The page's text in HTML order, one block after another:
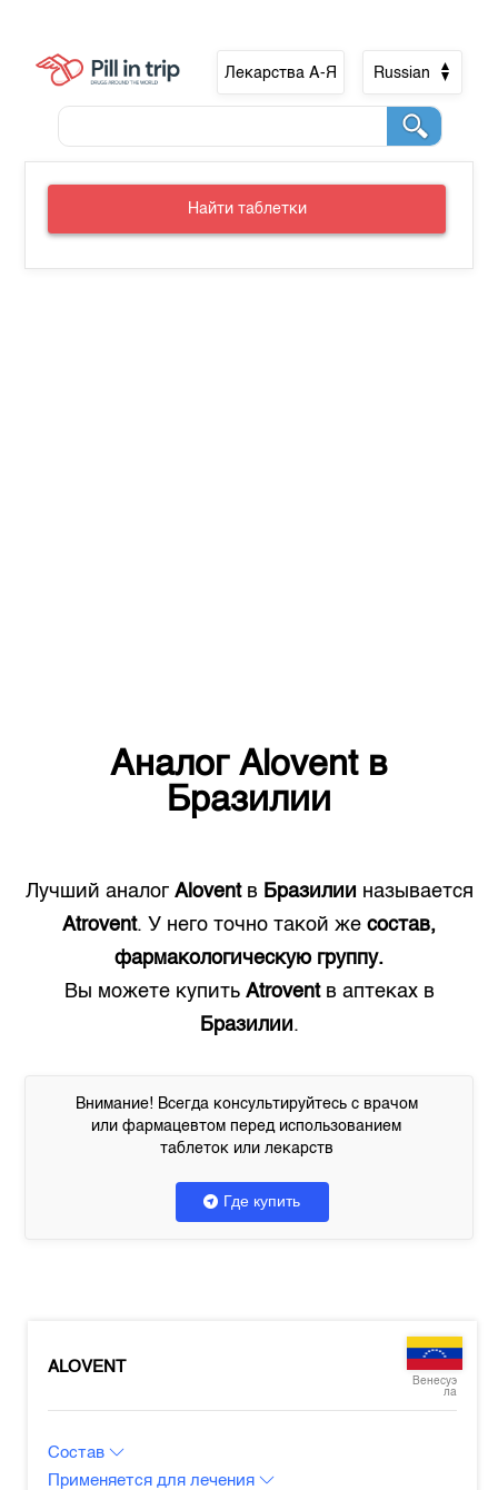
Лекарства А-Я Russian
Найти таблетки
Аналог Aloventв
Бразилии
Лучший аналог Aloventв Бразилии называется
Atrovent. У него точно такой же состав,
фармакологическую группу.
Вы можете купить Atroventв аптеках в
Бразилии.
Внимание! Всегда консультируйтесь с врачом
или фармацевтом перед использованием
таблеток или лекарств
Где купить
ALOVENT
Венесуэ
ла
Состав
Применяется для лечения